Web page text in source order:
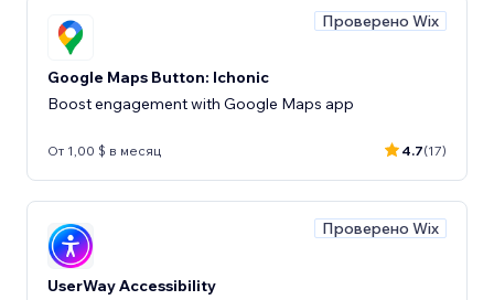
Проверено Wix
Google Maps Button: Ichonic
Boost engagement with Google Maps app
От 1,00 $ в месяц 4.7(17)
Проверено Wix
UserWay Accessibility